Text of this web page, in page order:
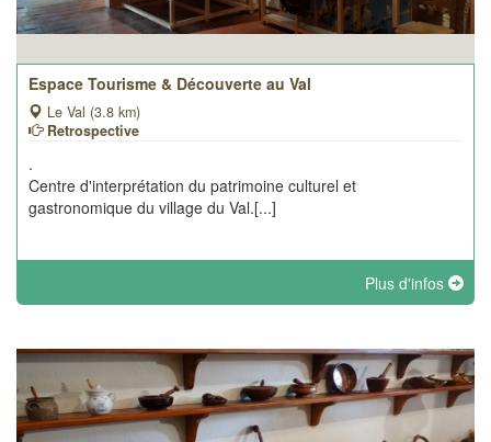
Espace Tourisme & Découverte au Val
Le Val (3.8 km)
Retrospective
.
Centre d'interprétation du patrimoine culturel et
gastronomique du village du Val.[...]
Plus d'infos